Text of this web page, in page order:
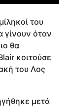
του
γίνουν όταν
θα
κοιτούσε
του Λος
μετά